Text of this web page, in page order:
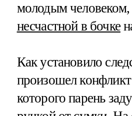
молодым
несчастной в бочке
Как установило
произошел
которого парень